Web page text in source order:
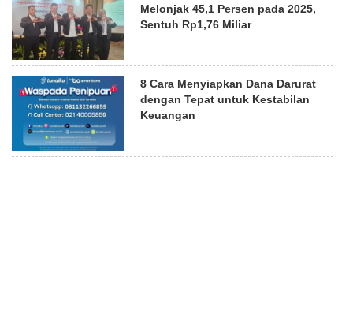
Melonjak 45,1 Persen pada 2025,
Sentuh Rp1,76 Miliar
8 Cara Menyiapkan Dana Darurat
dengan Tepat untuk Kestabilan
Keuangan